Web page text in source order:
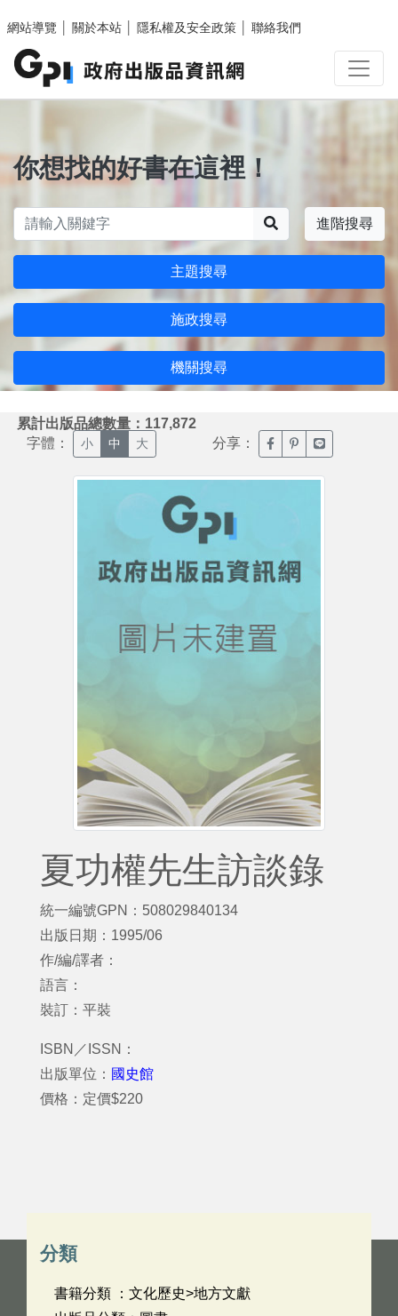
網站導覽
關於本站 隱私權及安全政策 聯絡我們
你想找的好書在這裡！
進階搜尋
主題搜尋
施政搜尋
機關搜尋
累計出版品總數量：117,872
字體： 小 中 大 分享： 臉書分享(另開新視窗)
噗浪分享(另開新
Line分享(另
夏功權先生訪談錄
統一編號GPN：508029840134
出版日期：1995/06
作/編/譯者：
語言：
裝訂：平裝
ISBN／ISSN：
出版單位： 國史館
價格：定價$220
分類
書籍分類 ：文化歷史>地方文獻